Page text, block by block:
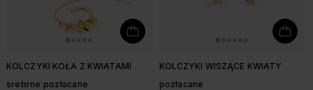
KOLCZYKI KOŁA Z KWIATAMI
srebrne pozłacane
KOLCZYKI WISZĄCE KWIATY
pozłacane